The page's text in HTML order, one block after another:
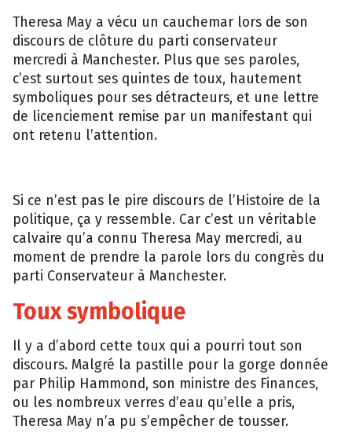
Theresa May a vécu un cauchemar lors de son
discours de clôture du parti conservateur
mercredi à Manchester. Plus que ses paroles,
c’est surtout ses quintes de toux, hautement
symboliques pour ses détracteurs, et une lettre
de licenciement remise par un manifestant qui
ont retenu l’attention.
Si ce n’est pas le pire discours de l’Histoire de la
politique, ça y ressemble. Car c’est un véritable
calvaire qu’a connu Theresa May mercredi, au
moment de prendre la parole lors du congrès du
parti Conservateur à Manchester.
Toux symbolique
Il y a d’abord cette toux qui a pourri tout son
discours. Malgré la pastille pour la gorge donnée
par Philip Hammond, son ministre des Finances,
ou les nombreux verres d’eau qu’elle a pris,
Theresa May n’a pu s’empêcher de tousser.